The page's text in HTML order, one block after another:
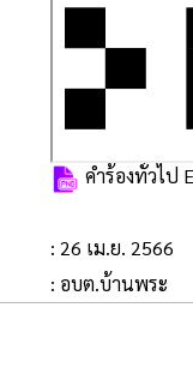
คำร้องทั่วไป
: 26 เม.ย. 2566
: อบต.บ้านพระ